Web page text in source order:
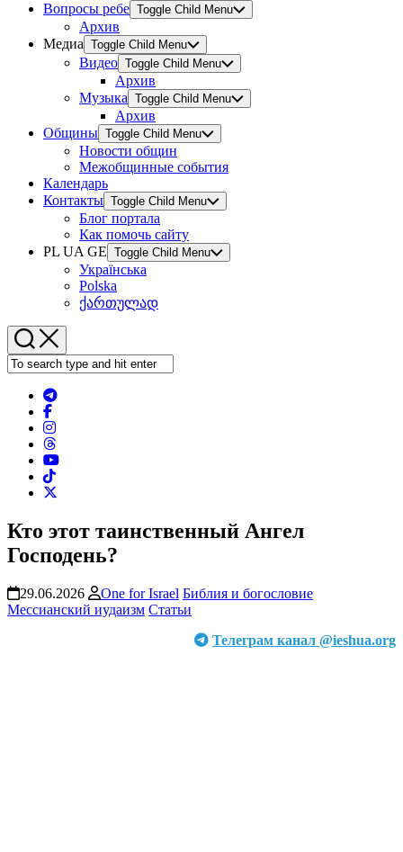
Вопросы ребе Toggle Child Menu
Архив
Медиа Toggle Child Menu
Видео Toggle Child Menu
Архив
Музыка Toggle Child Menu
Архив
Общины Toggle Child Menu
Новости общин
Межобщинные события
Календарь
Контакты Toggle Child Menu
Блог портала
Как помочь сайту
PL UA GE Toggle Child Menu
Українська
Polska
ქართულად
Кто этот таинственный Ангел
Господень?
29.06.2026 One for Israel Библия и богословие
Мессианский иудаизм Статьи
Телеграм канал @ieshua.org